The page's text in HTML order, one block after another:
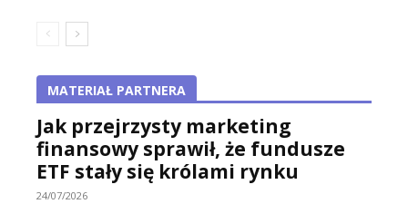
MATERIAŁ PARTNERA
Jak przejrzysty marketing
finansowy sprawił, że fundusze
ETF stały się królami rynku
24/07/2026